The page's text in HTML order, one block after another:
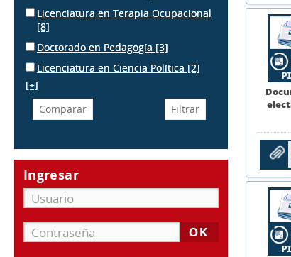
Licenciatura en Terapia Ocupacional
[8]
Doctorado en Pedagogía [3]
Licenciatura en Ciencia Política [2]
[+]
Ingresar